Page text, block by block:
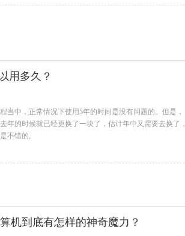
用多久？
当中，正常情况下使用5年的时间是没有问题的。但是，
年的时候就已经更换了一块了，估计年中又需要去换了，
不错的。
机到底有怎样的神奇魔力？